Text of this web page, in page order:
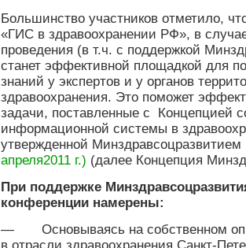
Большинство участников отметило,
«ГИС в здравоохранении РФ», в
проведения (в т.ч. с поддержкой
станет эффективной площадкой для
знаний у экспертов и у органов
здравоохранения. Это поможет
задачи, поставленные с Концепцией
информационной системы в
утвержденной Минздравсоцразвитием
апреля2011 г.) (далее Концепция
При поддержке
конференции намерены:
— Основываясь на собственном